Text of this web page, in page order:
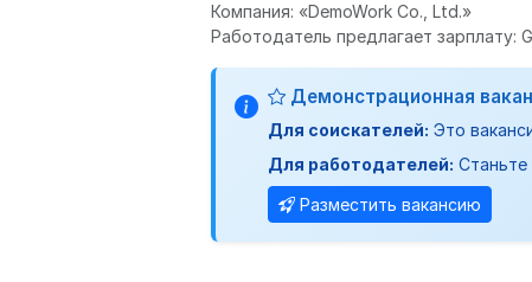
Компания: «DemoWork Co., Ltd.»
Работодатель предлагает зарплату:
Демонстрационная
Для соискателей: Это
Для работодателей:
Разместить вакансию